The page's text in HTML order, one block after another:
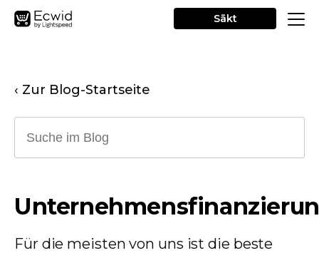
Sākt
‹ Zur Blog-Startseite
Für die meisten von uns ist die beste